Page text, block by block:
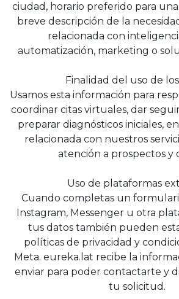
ciudad, horario preferido para
breve descripción de la
relacionada con
automatización, marketing o
Finalidad del uso de
Usamos esta información para
coordinar citas virtuales, dar
preparar diagnósticos iniciales,
relacionada con nuestros
atención a prospectos y
Uso de plataformas
Cuando completas un
Instagram, Messenger u otra
tus datos también pueden
políticas de privacidad y
Meta. eureka.lat recibe la
enviar para poder contactarte y
tu solicitud.